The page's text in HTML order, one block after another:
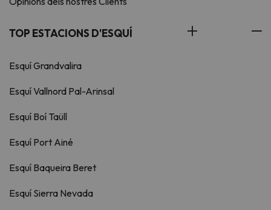
TOP ESTACIONS D'ESQUÍ
Esquí Grandvalira
Esquí Vallnord Pal-Arinsal
Esquí Boí Taüll
Esquí Port Ainé
Esquí Baqueira Beret
Esquí Sierra Nevada